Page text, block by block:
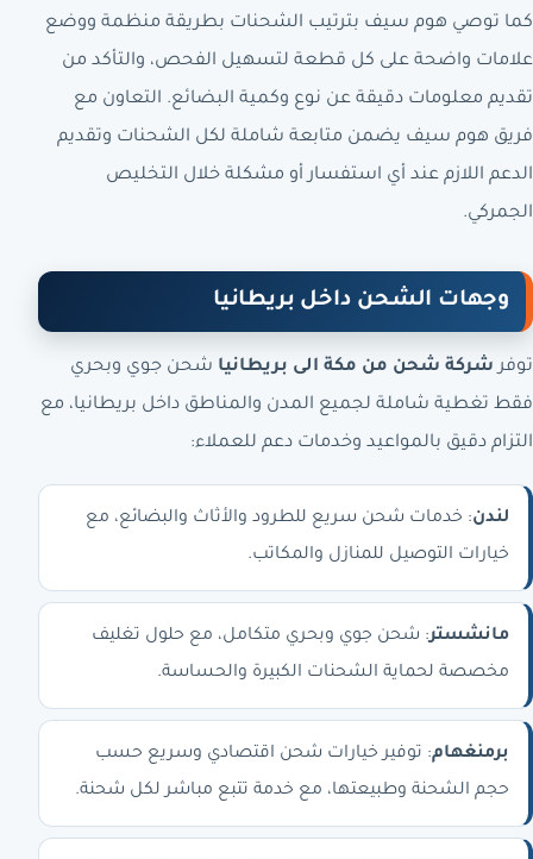
كما توصي هوم سيف بترتيب الشحنات بطريقة منظمة ووضع
علامات واضحة على كل قطعة لتسهيل الفحص، والتأكد من
تقديم معلومات دقيقة عن نوع وكمية البضائع. التعاون مع
فريق هوم سيف يضمن متابعة شاملة لكل الشحنات وتقديم
الدعم اللازم عند أي استفسار أو مشكلة خلال التخليص
الجمركي.
وجهات الشحن داخل بريطانيا
توفر شركة شحن من مكة الى بريطانيا شحن جوي وبحري
فقط تغطية شاملة لجميع المدن والمناطق داخل بريطانيا، مع
التزام دقيق بالمواعيد وخدمات دعم للعملاء:
لندن: خدمات شحن سريع للطرود والأثاث والبضائع، مع
خيارات التوصيل للمنازل والمكاتب.
مانشستر: شحن جوي وبحري متكامل، مع حلول تغليف
مخصصة لحماية الشحنات الكبيرة والحساسة.
برمنغهام: توفير خيارات شحن اقتصادي وسريع حسب
حجم الشحنة وطبيعتها، مع خدمة تتبع مباشر لكل شحنة.